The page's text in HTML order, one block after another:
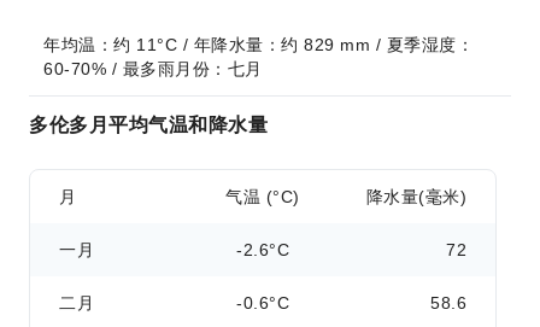
年均温：约 11°C / 年降水量：约 829 mm / 夏季湿度：
60-70% / 最多雨月份：七月
多伦多月平均气温和降水量
月 气温 (°C) 降水量(毫米)
一月 -2.6°C 72
二月 -0.6°C 58.6